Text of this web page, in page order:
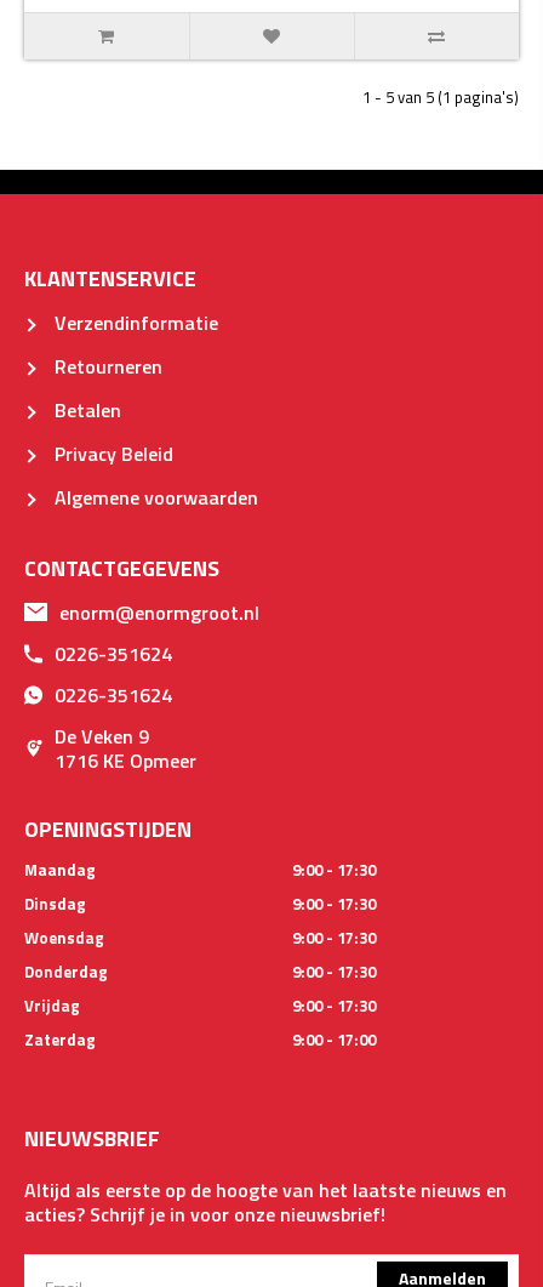
1 - 5 van 5 (1 pagina's)
KLANTENSERVICE
Verzendinformatie
Retourneren
Betalen
Privacy Beleid
Algemene voorwaarden
CONTACTGEGEVENS
enorm@enormgroot.nl
0226-351624
0226-351624
De Veken 9
1716 KE Opmeer
OPENINGSTIJDEN
Maandag
9:00 - 17:30
Dinsdag
9:00 - 17:30
Woensdag
9:00 - 17:30
Donderdag
9:00 - 17:30
Vrijdag
9:00 - 17:30
Zaterdag
9:00 - 17:00
NIEUWSBRIEF
Altijd als eerste op de hoogte van het laatste nieuws en
acties? Schrijf je in voor onze nieuwsbrief!
Aanmelden